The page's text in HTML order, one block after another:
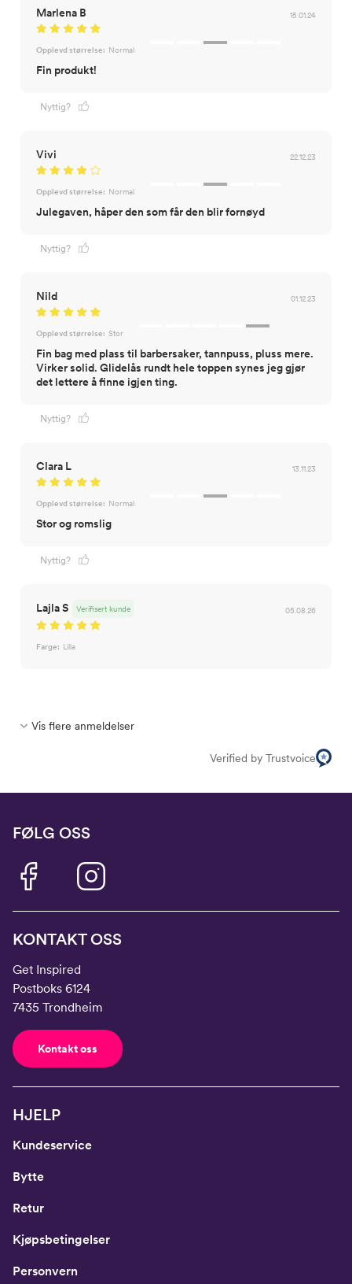
Marlena B 15.01.24
Opplevd størrelse: Normal
Fin produkt!
Nyttig?
Vivi 22.12.23
Opplevd størrelse: Normal
Julegaven, håper den som får den blir fornøyd
Nyttig?
Nild 01.12.23
Opplevd størrelse: Stor
Fin bag med plass til barbersaker, tannpuss, pluss mere.
Virker solid. Glidelås rundt hele toppen synes jeg gjør
det lettere å finne igjen ting.
Nyttig?
Clara L 13.11.23
Opplevd størrelse: Normal
Stor og romslig
Nyttig?
Lajla S 05.08.26
Verifisert kunde
Farge: Lilla
Vis flere anmeldelser
Verified by Trustvoice
FØLG OSS
KONTAKT OSS
Get Inspired
Postboks 6124
7435 Trondheim
Kontakt oss
HJELP
Kundeservice
Bytte
Retur
Kjøpsbetingelser
Personvern